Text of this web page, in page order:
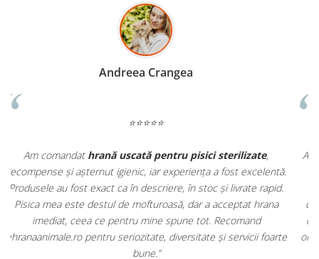
Madalina Stancea
⭐⭐⭐⭐⭐
Apreciez foarte mult faptul că peehranaanimale.rogăsesc nu
doar hrană, ci și produse dinfarmacia veterinară:
antiparazitare, suplimente și soluții de îngrijire. Este foarte
comod să pot comanda tot ce am nevoie pentru animalul meu
dintr-un singur loc. Livrarea a fost rapidă, iar produsele au fost
originale și în termen. Magazin serios, bine organizat și foarte util
pentru orice stăpân de animale.